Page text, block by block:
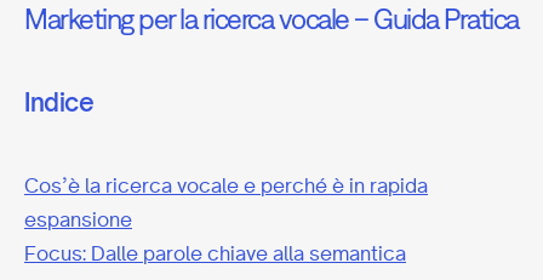
Marketing per la ricerca vocale – Guida Pratica
Indice
Cos’è la ricerca vocale e perché è in rapida
espansione
Focus: Dalle parole chiave alla semantica